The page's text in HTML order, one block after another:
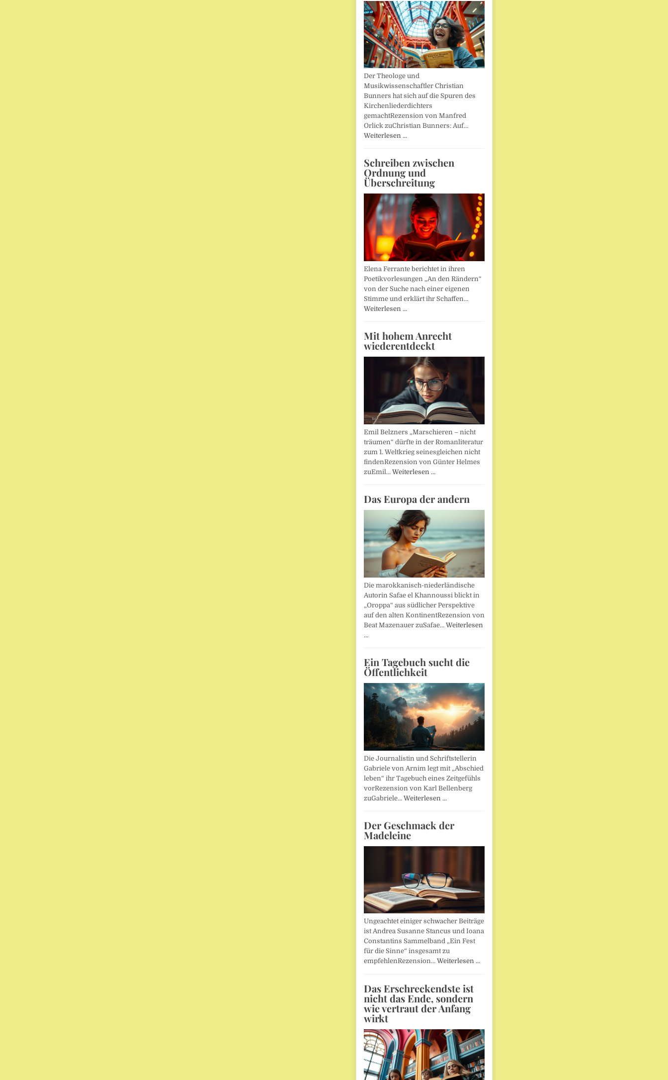
Der Theologe und
Musikwissenschaftler Christian
Bunners hat sich auf die Spuren des
Kirchenliederdichters
gemachtRezension von Manfred
Orlick zuChristian Bunners: Auf…
Weiterlesen …
Schreiben zwischen
Ordnung und
Überschreitung
Elena Ferrante berichtet in ihren
Poetikvorlesungen „An den Rändern“
von der Suche nach einer eigenen
Stimme und erklärt ihr Schaffen…
Weiterlesen …
Mit hohem Anrecht
wiederentdeckt
Emil Belzners „Marschieren – nicht
träumen“ dürfte in der Romanliteratur
zum 1. Weltkrieg seinesgleichen nicht
findenRezension von Günter Helmes
zuEmil… Weiterlesen …
Das Europa der andern
Die marokkanisch-niederländische
Autorin Safae el Khannoussi blickt in
„Oroppa“ aus südlicher Perspektive
auf den alten KontinentRezension von
Beat Mazenauer zuSafae… Weiterlesen
…
Ein Tagebuch sucht die
Öffentlichkeit
Die Journalistin und Schriftstellerin
Gabriele von Arnim legt mit „Abschied
leben“ ihr Tagebuch eines Zeitgefühls
vorRezension von Karl Bellenberg
zuGabriele… Weiterlesen …
Der Geschmack der
Madeleine
Ungeachtet einiger schwacher Beiträge
ist Andrea Susanne Stancus und Ioana
Constantins Sammelband „Ein Fest
für die Sinne“ insgesamt zu
empfehlenRezension… Weiterlesen …
Das Erschreckendste ist
nicht das Ende, sondern
wie vertraut der Anfang
wirkt